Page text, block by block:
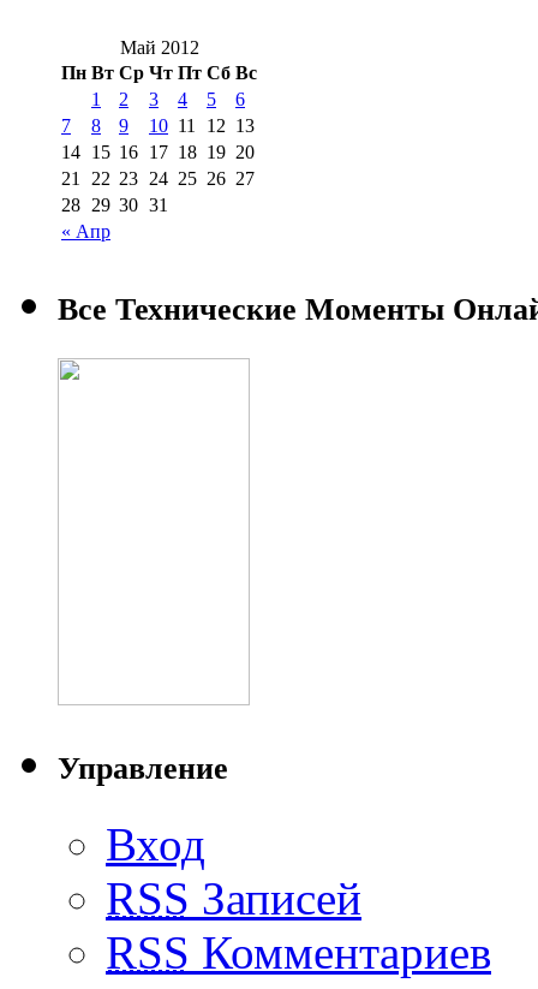
Май 2012
Пн Вт Ср Чт Пт Сб Вс
« Апр
1 2 3 4 5
6
7
8 9 10 11 12 13
14 15 16 17 18 19 20
21
22 23 24 25 26 27
28 29 30 31
Все Технические Моменты
Управление
Вход
RSS Записей
RSS Комментариев